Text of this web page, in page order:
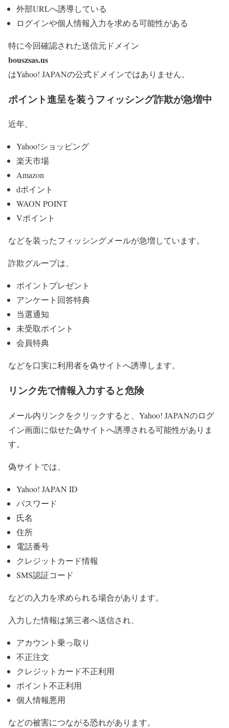
外部URLへ誘導している
ログインや個人情報入力を求める可能性がある
特に今回確認された送信元ドメイン
bouszsas.us
はYahoo! JAPANの公式ドメインではありません。
ポイント進呈を装うフィッシング詐欺が急増中
近年、
Yahoo!ショッピング
楽天市場
Amazon
dポイント
WAON POINT
Vポイント
などを装ったフィッシングメールが急増しています。
詐欺グループは、
ポイントプレゼント
アンケート回答特典
当選通知
未受取ポイント
会員特典
などを口実に利用者を偽サイトへ誘導します。
リンク先で情報入力すると危険
メール内リンクをクリックすると、Yahoo! JAPANのログ
イン画面に似せた偽サイトへ誘導される可能性がありま
す。
偽サイトでは、
Yahoo! JAPAN ID
パスワード
氏名
住所
電話番号
クレジットカード情報
SMS認証コード
などの入力を求められる場合があります。
入力した情報は第三者へ送信され、
アカウント乗っ取り
不正注文
クレジットカード不正利用
ポイント不正利用
個人情報悪用
などの被害につながる恐れがあります。